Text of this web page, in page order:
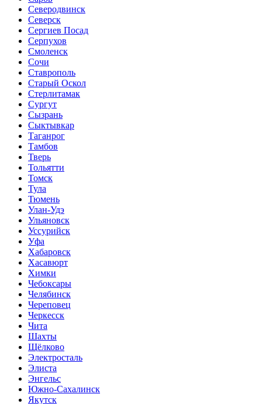
Северодвинск
Северск
Сергиев Посад
Серпухов
Смоленск
Сочи
Ставрополь
Старый Оскол
Стерлитамак
Сургут
Сызрань
Сыктывкар
Таганрог
Тамбов
Тверь
Тольятти
Томск
Тула
Тюмень
Улан-Удэ
Ульяновск
Уссурийск
Уфа
Хабаровск
Хасавюрт
Химки
Чебоксары
Челябинск
Череповец
Черкесск
Чита
Шахты
Щёлково
Электросталь
Элиста
Энгельс
Южно-Сахалинск
Якутск